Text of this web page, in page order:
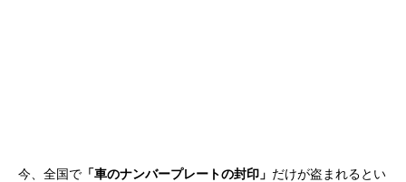
今、全国で 「車のナンバープレートの封印」 だけが盗まれるとい